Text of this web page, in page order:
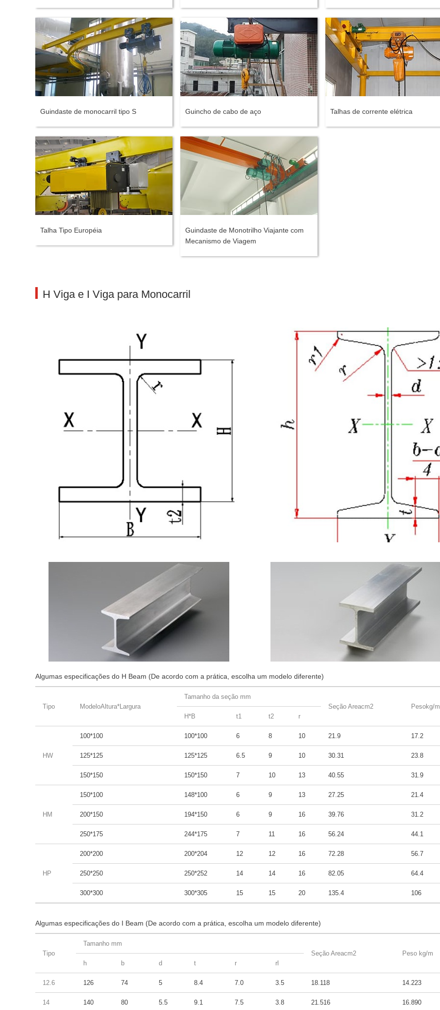
Guindaste de monocarril tipo S Guincho de cabo de aço Talhas de corrente elétrica
Talha Tipo Européia
Guindaste de Monotrilho Viajante com
Mecanismo de Viagem
H Viga e I Viga para Monocarril
Algumas especificações do H Beam (De acordo com a prática, escolha um modelo diferente)
Tipo ModeloAltura*Largura
Tamanho da seção mm
Seção Areacm2
Pesokg/m
H*B
t1 t2 r
HW
100*100 100*100 6 8 10 21.9 17.2
125*125 125*125 6.5 9 10 30.31 23.8
150*150 150*150 7 10 13 40.55 31.9
HM
150*100 148*100 6 9 13 27.25 21.4
200*150 194*150 6 9 16 39.76 31.2
250*175 244*175 7 11 16 56.24 44.1
HP
200*200 200*204 12 12 16 72.28 56.7
250*250 250*252 14 14 16 82.05 64.4
300*300 300*305 15 15 20 135.4 106
Algumas especificações do I Beam (De acordo com a prática, escolha um modelo diferente)
Tipo
Tamanho mm
Seção Areacm2
Peso kg/m
h
b d t r rl
12.6 126 74 5 8.4 7.0 3.5 18.118 14.223
14 140 80 5.5 9.1 7.5 3.8 21.516 16.890